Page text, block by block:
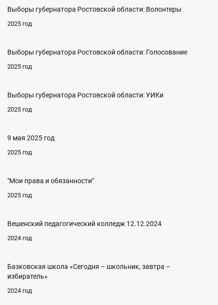
Выборы губернатора Ростовской области: Волонтеры
2025 год
Выборы губернатора Ростовской области: Голосование
2025 год
Выборы губернатора Ростовской области: УИКи
2025 год
9 мая 2025 год
2025 год
"Мои права и обязанности"
2025 год
Вешенский педагогический колледж 12.12.2024
2024 год
Базковская школа «Сегодня – школьник, завтра –
избиратель»
2024 год